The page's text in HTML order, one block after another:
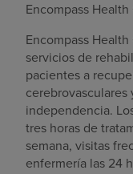
Encompass
Encompass
servicios de
pacientes a
independencia.
tres horas de
semana, visitas
enfermería las 24